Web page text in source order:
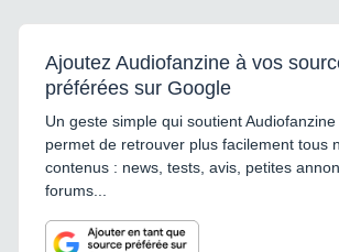
Ajoutez Audiofanzine à vos
préférées sur Google
Un geste simple qui soutient
permet de retrouver plus facilement tous
contenus : news, tests, avis, petites
forums...